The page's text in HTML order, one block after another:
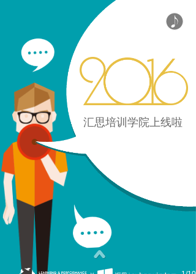
汇思培训学院上线啦